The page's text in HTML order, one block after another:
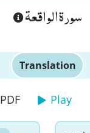
سورة الواقعة
Translation
PDF Play